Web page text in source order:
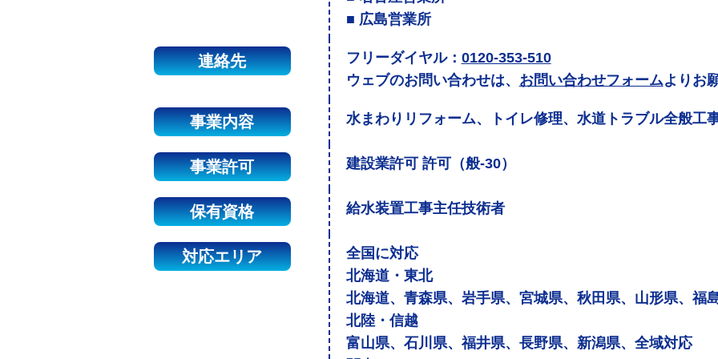
■ 広島営業所
連絡先 フリーダイヤル： 0120-353-510
ウェブのお問い合わせは、 お問い合わせフォームよりお
事業内容 水まわりリフォーム、トイレ修理、水道トラブル全般工
事業許可 建設業許可 許可（般-30）
保有資格 給水装置工事主任技術者
対応エリア
全国に対応
北海道・東北
北海道、青森県、岩手県、宮城県、秋田県、山形県、福
北陸・信越
富山県、石川県、福井県、長野県、新潟県、全域対応